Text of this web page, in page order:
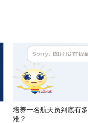
培养一名航天员到底有多
难？